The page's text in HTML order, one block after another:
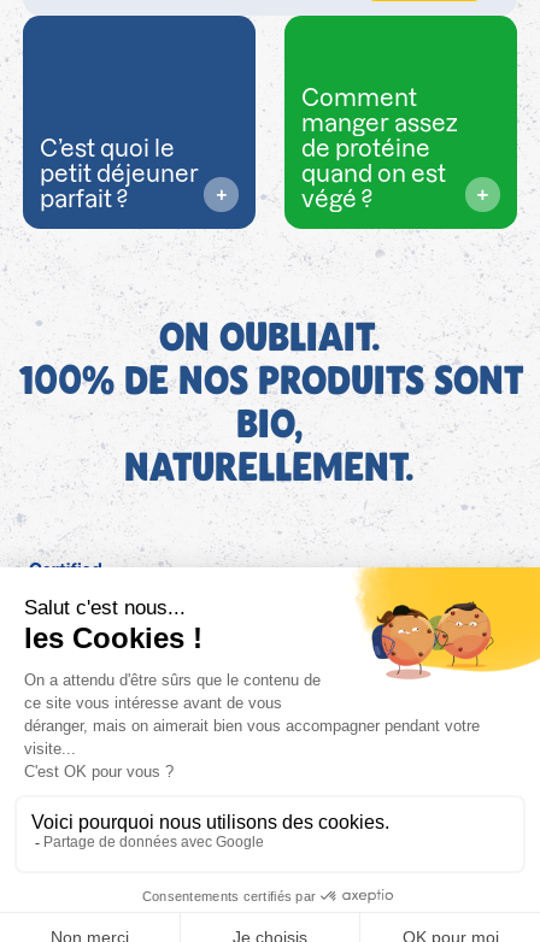
C’est quoi le
petit déjeuner
parfait ?
Comment
manger assez
de protéine
quand on est
végé ?
ON OUBLIAIT.
100% DE NOS PRODUITS SONT
BIO,
NATURELLEMENT.
FR
Bjorg pour les pros
Politique de confidentialité
Instagram Facebook
Retrouvez les informations AGEC de nos produits sur le site
This site is registered onwpml.orgas a development site. Switch to a production